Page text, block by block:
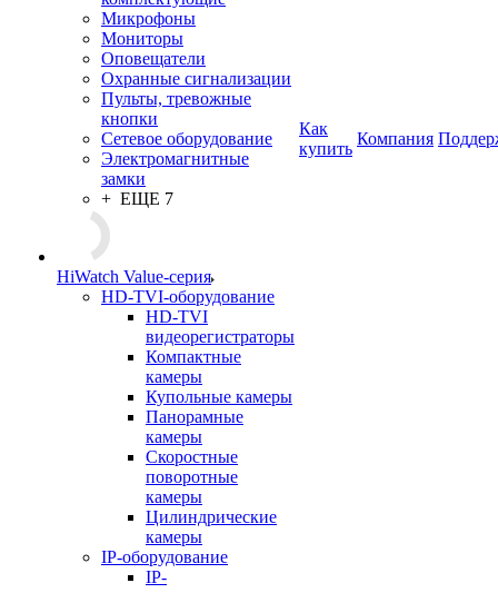
Микрофоны
Мониторы
Оповещатели
Охранные сигнализации
Пульты, тревожные
кнопки
Сетевое оборудование
Электромагнитные
замки
+ ЕЩЕ 7
HiWatch Value-серия
HD-TVI-оборудование
HD-TVI
видеорегистраторы
Компактные
камеры
Купольные камеры
Панорамные
камеры
Скоростные
поворотные
камеры
Цилиндрические
камеры
IP-оборудование
IP-
Как
купить
Компания